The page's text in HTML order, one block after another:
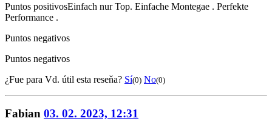
Puntos positivosEinfach nur Top. Einfache Montegae . Perfekte
Performance .
Puntos negativos
Puntos negativos
¿Fue para Vd. útil esta reseňa? Sí(0) No(0)
Fabian 03. 02. 2023, 12:31